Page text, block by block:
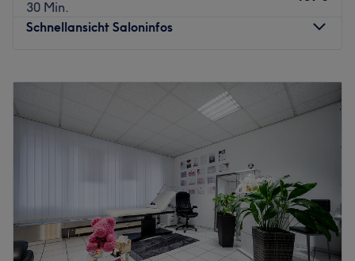
30 Min.
Schnellansicht Saloninfos
20:00
09:00
18:00
Donnerstag
09:00–20:00
09:00
Geschlossen
Bist du mit dem Zustand deiner Haut unzufrieden?
Unreinheiten, fahler Teint, kleine Fältchen stören dich?